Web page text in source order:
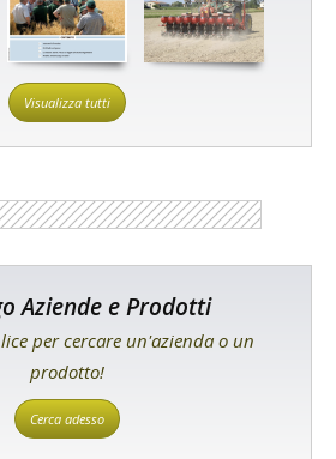
Visualizza tutti
Aziende e Prodotti
per cercare un'azienda o un
prodotto!
Cerca adesso